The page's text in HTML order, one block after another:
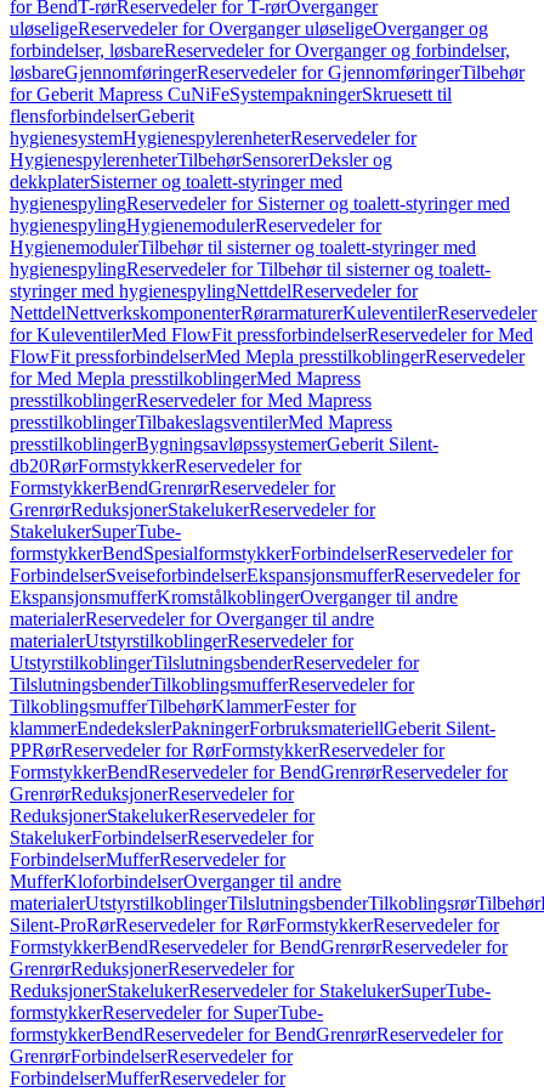
for BendT-rørReservedeler for T-rørOverganger
uløseligeReservedeler for Overganger uløseligeOverganger og
forbindelser, løsbareReservedeler for Overganger og forbindelser,
løsbareGjennomføringerReservedeler for GjennomføringerTilbehør
for Geberit Mapress CuNiFeSystempakningerSkruesett til
flensforbindelserGeberit
hygienesystemHygienespylerenheterReservedeler for
HygienespylerenheterTilbehørSensorerDeksler og
dekkplaterSisterner og toalett-styringer med
hygienespylingReservedeler for Sisterner og toalett-styringer med
hygienespylingHygienemodulerReservedeler for
HygienemodulerTilbehør til sisterner og toalett-styringer med
hygienespylingReservedeler for Tilbehør til sisterner og toalett-
styringer med hygienespylingNettdelReservedeler for
NettdelNettverkskomponenterRørarmaturerKuleventilerReservedeler
for KuleventilerMed FlowFit pressforbindelserReservedeler for Med
FlowFit pressforbindelserMed Mepla presstilkoblingerReservedeler
for Med Mepla presstilkoblingerMed Mapress
presstilkoblingerReservedeler for Med Mapress
presstilkoblingerTilbakeslagsventilerMed Mapress
presstilkoblingerBygningsavløpssystemerGeberit Silent-
db20RørFormstykkerReservedeler for
FormstykkerBendGrenrørReservedeler for
GrenrørReduksjonerStakelukerReservedeler for
StakelukerSuperTube-
formstykkerBendSpesialformstykkerForbindelserReservedeler for
ForbindelserSveiseforbindelserEkspansjonsmufferReservedeler for
EkspansjonsmufferKromstålkoblingerOverganger til andre
materialerReservedeler for Overganger til andre
materialerUtstyrstilkoblingerReservedeler for
UtstyrstilkoblingerTilslutningsbenderReservedeler for
TilslutningsbenderTilkoblingsmufferReservedeler for
TilkoblingsmufferTilbehørKlammerFester for
klammerEndedekslerPakningerForbruksmateriellGeberit Silent-
PPRørReservedeler for RørFormstykkerReservedeler for
FormstykkerBendReservedeler for BendGrenrørReservedeler for
GrenrørReduksjonerReservedeler for
ReduksjonerStakelukerReservedeler for
StakelukerForbindelserReservedeler for
ForbindelserMufferReservedeler for
MufferKloforbindelserOverganger til andre
materialerUtstyrstilkoblingerTilslutningsbenderTilkoblingsrørTilbehør
Silent-ProRørReservedeler for RørFormstykkerReservedeler for
FormstykkerBendReservedeler for BendGrenrørReservedeler for
GrenrørReduksjonerReservedeler for
ReduksjonerStakelukerReservedeler for StakelukerSuperTube-
formstykkerReservedeler for SuperTube-
formstykkerBendReservedeler for BendGrenrørReservedeler for
GrenrørForbindelserReservedeler for
ForbindelserMufferReservedeler for